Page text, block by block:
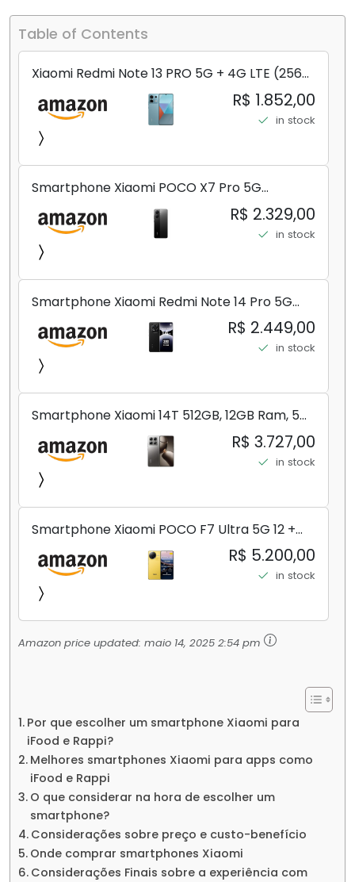
Table of Contents
Xiaomi Redmi Note 13 PRO 5G + 4G LTE (256
GB + 8 GB) 200 MP Triplo (Mobile Mint Tello
e) + (Pacote de carregador duplo de carro
rápido) (Ocean Teal (ROM))
R$ 1.852,00
in stock
Smartphone Xiaomi POCO X7 Pro 5G
8+256GB/12+256GB/12+512GB
R$ 2.329,00
in stock
Smartphone Xiaomi Redmi Note 14 Pro 5G
Midnight Black (Preto) 12GB RAM 512GB ROM
NFC [ 24090RA29G ]
R$ 2.449,00
in stock
Smartphone Xiaomi 14T 512GB, 12GB Ram, 5G,
Leica, Cinza - no Brasil
R$ 3.727,00
in stock
Smartphone Xiaomi POCO F7 Ultra 5G 12 +
256GB/16+512GB Processador Snapdragon 8
Elite Top de Linha Chip VisionBoost D7 para
Jogos Pesados Tela Flow AMOLED 2K...
R$ 5.200,00
in stock
Amazon price updated: maio 14, 2025 2:54 pm
Por que escolher um smartphone Xiaomi para
iFood e Rappi?
Melhores smartphones Xiaomi para apps como
iFood e Rappi
O que considerar na hora de escolher um
smartphone?
Considerações sobre preço e custo-benefício
Onde comprar smartphones Xiaomi
Considerações Finais sobre a experiência com